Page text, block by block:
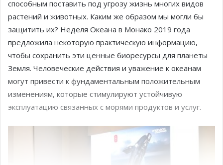
способным поставить под угрозу жизнь многих видов
растений и животных. Каким же образом мы могли бы
защитить их? Неделя Океана в Монако 2019 года
предложила некоторую практическую информацию,
чтобы сохранить эти ценные биоресурсы для планеты
Земля. Человеческие действия и уважение к океанам
могут привести к фундаментальным положительным
изменениям, которые стимулируют устойчивую
эксплуатацию связанных с морями продуктов и услуг.